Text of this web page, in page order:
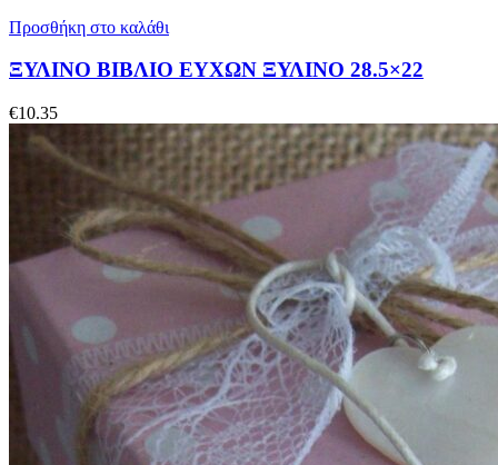
Προσθήκη στο καλάθι
ΞΥΛΙΝΟ ΒΙΒΛΙΟ ΕΥΧΩΝ ΞΥΛΙΝΟ 28.5×22
€10.35